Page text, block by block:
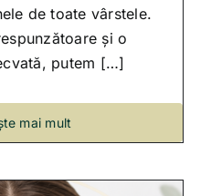
de toate vârstele.
și o
putem […]
mai mult